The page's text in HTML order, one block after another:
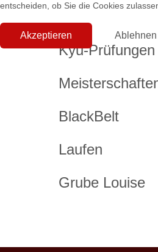
Kyu-Prüfungen
BlackBelt
Laufen
Grube Louise
entscheiden, ob Sie die Cookies
Akzeptieren Ablehnen